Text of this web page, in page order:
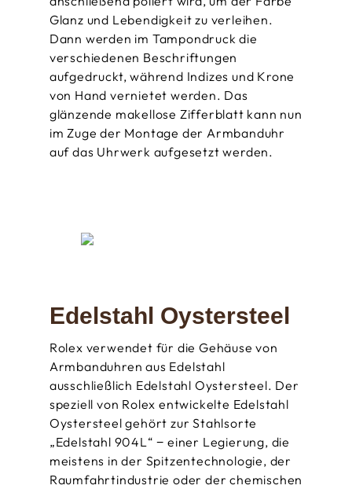
Glanz und Lebendigkeit zu verleihen.
Dann werden im Tampondruck die
verschiedenen Beschriftungen
aufgedruckt, während Indizes und Krone
von Hand vernietet werden. Das
glänzende makellose Zifferblatt kann nun
im Zuge der Montage der Armbanduhr
auf das Uhrwerk aufgesetzt werden.
Edelstahl Oystersteel
Rolex verwendet für die Gehäuse von
Armbanduhren aus Edelstahl
ausschließlich Edelstahl Oystersteel. Der
speziell von Rolex entwickelte Edelstahl
Oystersteel gehört zur Stahlsorte
„Edelstahl 904L“ − einer Legierung, die
meistens in der Spitzen­technologie, der
Raumfahrt­industrie oder der chemischen